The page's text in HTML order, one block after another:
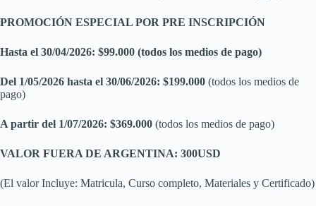
PROMOCIÓN ESPECIAL POR PRE INSCRIPCIÓN
Hasta el 30/04/2026: $99.000 (todos los medios de pago)
Del 1/05/2026 hasta el 30/06/2026: $199.000 (todos los medios de
pago)
A partir del 1/07/2026: $369.000 (todos los medios de pago)
VALOR FUERA DE ARGENTINA: 300USD
(El valor Incluye: Matricula, Curso completo, Materiales y Certificado)